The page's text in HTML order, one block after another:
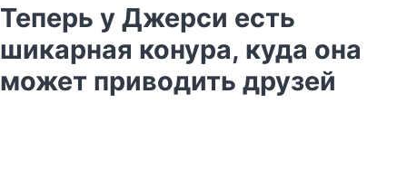
Теперь у Джерси есть
шикарная конура, куда она
может приводить друзей